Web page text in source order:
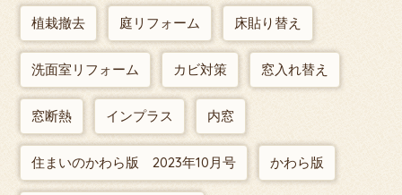
植栽撤去 庭リフォーム 床貼り替え
洗面室リフォーム カビ対策 窓入れ替え
窓断熱 インプラス 内窓
住まいのかわら版 2023年10月号 かわら版